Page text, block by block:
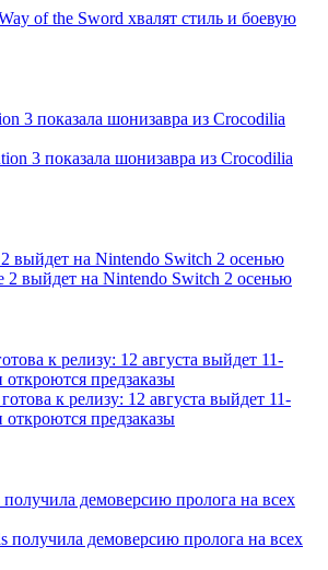
of the Sword хвалят стиль и боевую
3 показала шонизавра из Crocodilia
3 показала шонизавра из Crocodilia
выйдет на Nintendo Switch 2 осенью
2 выйдет на Nintendo Switch 2 осенью
к релизу: 12 августа выйдет 11-
предзаказы
к релизу: 12 августа выйдет 11-
предзаказы
демоверсию пролога на всех
получила демоверсию пролога на всех